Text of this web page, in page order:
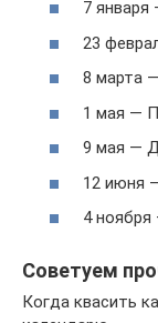
7
23
8 марта
1 мая —
9 мая —
12 июня
4
Советуем
Когда квасить